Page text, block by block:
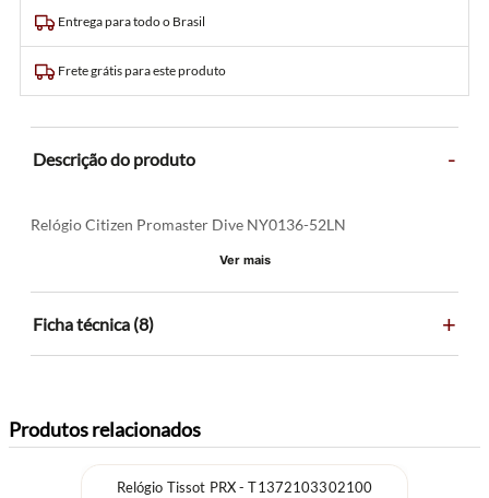
Entrega para todo o Brasil
Frete grátis para este produto
Descrição do produto -
Relógio Citizen Promaster Dive NY0136-52LN
Ver mais
Ficha técnica (8) +
Produtos relacionados
Relógio Tissot PRX - T1372103302100